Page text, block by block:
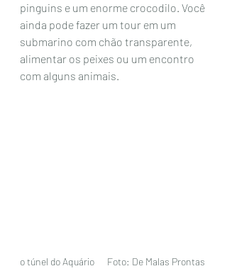
pinguins e um enorme crocodilo. Você
ainda pode fazer um tour em um
submarino com chão transparente,
alimentar os peixes ou um encontro
com alguns animais.
o túnel do Aquário      Foto: De Malas Prontas